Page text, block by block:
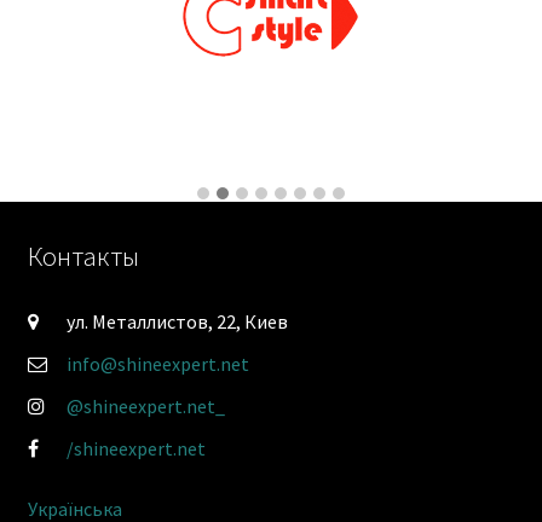
Контакты
ул. Металлистов, 22, Киев
info@shineexpert.net
@shineexpert.net_
/shineexpert.net
Українська